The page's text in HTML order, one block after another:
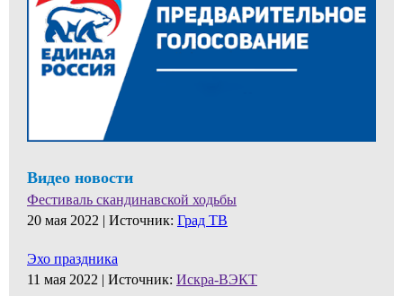
Видео новости
Фестиваль скандинавской ходьбы
20 мая 2022 | Источник: Град ТВ
Эхо праздника
11 мая 2022 | Источник: Искра-ВЭКТ